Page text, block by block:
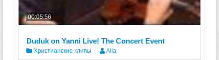
00:05:56
Duduk on Yanni Live! The Concert Event
Христианские клипы Alla